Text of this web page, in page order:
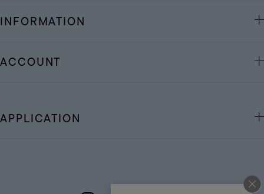
INFORMATION
ACCOUNT
APPLICATION